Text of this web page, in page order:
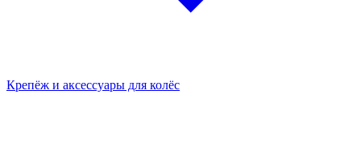
Крепёж и аксессуары для колёс